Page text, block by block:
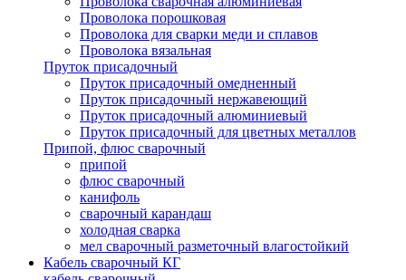
Проволока порошковая
Проволока для сварки меди и сплавов
Проволока вязальная
Пруток присадочный
Пруток присадочный омедненный
Пруток присадочный нержавеющий
Пруток присадочный алюминиевый
Пруток присадочный для цветных металлов
Припой, флюс сварочный
припой
флюс сварочный
канифоль
сварочный карандаш
холодная сварка
мел сварочный разметочный влагостойкий
Кабель сварочный КГ